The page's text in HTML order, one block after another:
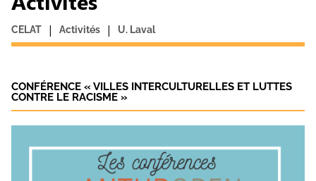
CELAT | Activités | U. Laval
CONFÉRENCE « VILLES INTERCULTURELLES ET LUTTES
CONTRE LE RACISME »